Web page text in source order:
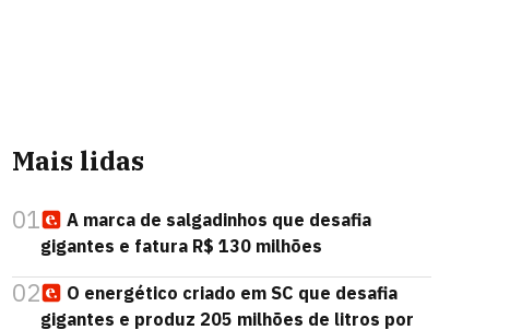
Mais lidas
01
A marca de salgadinhos que desafia
gigantes e fatura R$ 130 milhões
02
O energético criado em SC que desafia
gigantes e produz 205 milhões de litros por